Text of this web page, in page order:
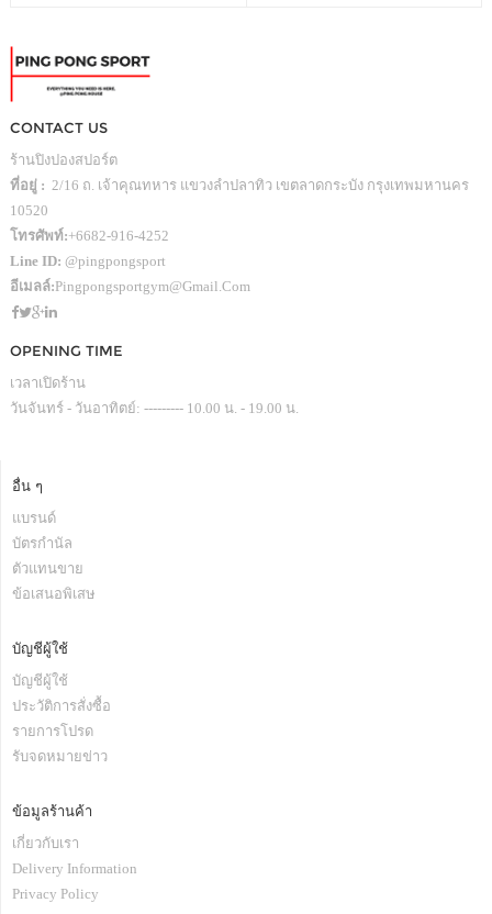
CONTACT US
ร้านปิงปองสปอร์ต
ที่อยู่ : 2/16 ถ. เจ้าคุณทหาร แขวงลำปลาทิว เขตลาดกระบัง กรุงเทพมหานคร
10520
โทรศัพท์:+6682-916-4252
Line ID: @pingpongsport
อีเมลล์:Pingpongsportgym@gmail.com
OPENING TIME
เวลาเปิดร้าน
วันจันทร์ - วันอาทิตย์: --------- 10.00 น. - 19.00 น.
อื่น ๆ
แบรนด์
บัตรกำนัล
ตัวแทนขาย
ข้อเสนอพิเสษ
บัญชีผู้ใช้
บัญชีผู้ใช้
ประวัติการสั่งซื้อ
รายการโปรด
รับจดหมายข่าว
ข้อมูลร้านค้า
เกี่ยวกับเรา
Delivery Information
Privacy Policy